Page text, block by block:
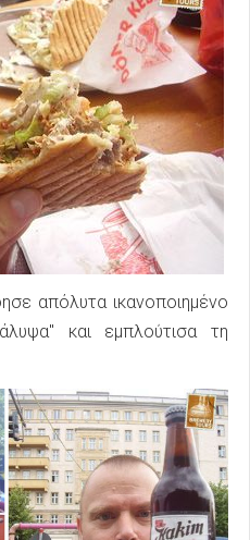
απόλυτα ικανοποιημένο
και εμπλούτισα τη